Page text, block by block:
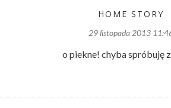
HOME STORY
29 listopada 2013
o piekne! chyba spróbuję